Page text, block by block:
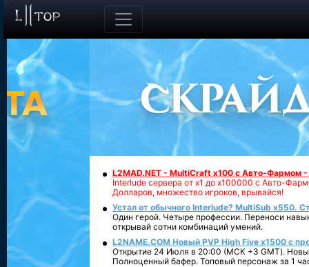
L2MAD.NET - MultiCraft x100 с Авто-Фармом
Interlude сервера от х1 до х100000 с Авто-
Долларов, множество игроков, врывайся!
Устал от обычного Interlude? MultiSub x550.
Один герой. Четыре профессии. Переноси
открывай сотни комбинаций умений.
L2NAME.COM Новый PVP High Five x1500 с
Открытие 24 Июля в 20:00 (МСК +3 GMT).
Полноценный бафер. Топовый персонаж за 1